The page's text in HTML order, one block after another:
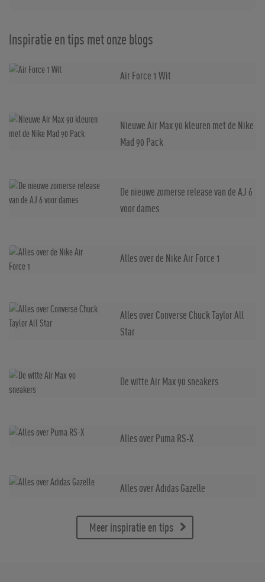
Inspiratie en tips met onze blogs
Air Force 1 Wit
Nieuwe Air Max 90 kleuren met de Nike
Mad 90 Pack
De nieuwe zomerse release van de AJ 6
voor dames
Alles over de Nike Air Force 1
Alles over Converse Chuck Taylor All
Star
De witte Air Max 90 sneakers
Alles over Puma RS-X
Alles over Adidas Gazelle
Meer inspiratie en tips